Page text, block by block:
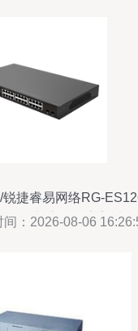
捷睿易网络RG-
性能与应用的完美结合
间：2026-08-06